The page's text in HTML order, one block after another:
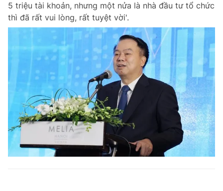
5 triệu tài khoản, nhưng một nửa là nhà đầu tư tổ chức
thì đã rất vui lòng, rất tuyệt vời'.